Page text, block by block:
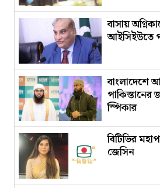
বাসায়
আইসিইউতে
বাংলাদেশে
স্পিকার
বিটিভির
জেসিন